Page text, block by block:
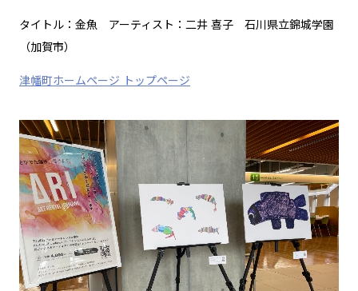
タイトル：金魚 アーティスト：二井 喜子 石川県立錦城学園
（加賀市）
津幡町ホームページ トップページ